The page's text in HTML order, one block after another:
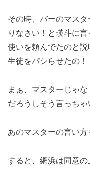
その時、バーのマス
りなさい！と瑛斗に
使いを頼んでたのと
生徒をパシらせたの！
まぁ、マスターじゃ
だろうしそう言っちゃ
あのマスターの言い方
すると、網浜は同意